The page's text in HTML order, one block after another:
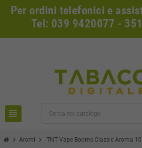
Per ordini telefonici e
Tel: 039 9420077 -
view_headline
chevron_right Aromi chevron_right TNT Vape Booms Classic Aroma 10